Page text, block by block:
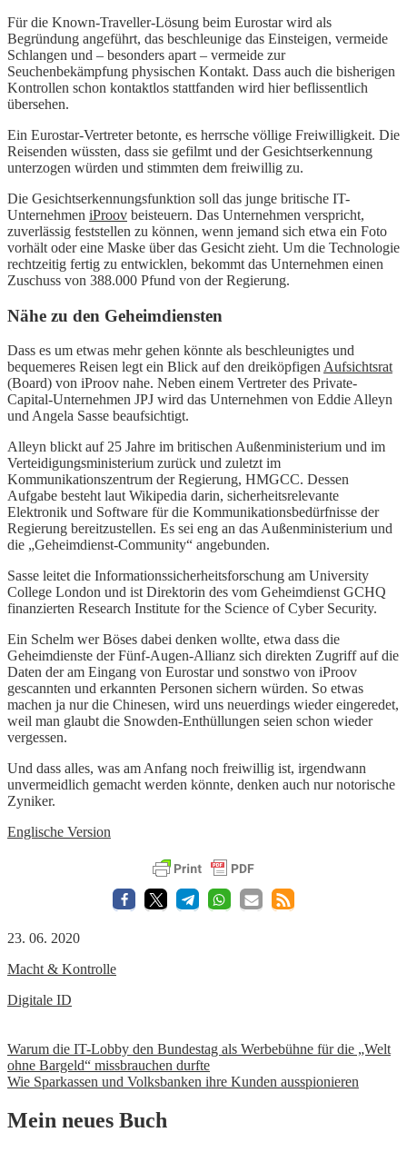
Für die Known-Traveller-Lösung beim Eurostar wird als
Begründung angeführt, das beschleunige das Einsteigen, vermeide
Schlangen und – besonders apart – vermeide zur
Seuchenbekämpfung physischen Kontakt. Dass auch die bisherigen
Kontrollen schon kontaktlos stattfanden wird hier beflissentlich
übersehen.
Ein Eurostar-Vertreter betonte, es herrsche völlige Freiwilligkeit. Die
Reisenden wüssten, dass sie gefilmt und der Gesichtserkennung
unterzogen würden und stimmten dem freiwillig zu.
Die Gesichtserkennungsfunktion soll das junge britische IT-
Unternehmen iProov beisteuern. Das Unternehmen verspricht,
zuverlässig feststellen zu können, wenn jemand sich etwa ein Foto
vorhält oder eine Maske über das Gesicht zieht. Um die Technologie
rechtzeitig fertig zu entwicklen, bekommt das Unternehmen einen
Zuschuss von 388.000 Pfund von der Regierung.
Nähe zu den Geheimdiensten
Dass es um etwas mehr gehen könnte als beschleunigtes und
bequemeres Reisen legt ein Blick auf den dreiköpfigen Aufsichtsrat
(Board) von iProov nahe. Neben einem Vertreter des Private-
Capital-Unternehmen JPJ wird das Unternehmen von Eddie Alleyn
und Angela Sasse beaufsichtigt.
Alleyn blickt auf 25 Jahre im britischen Außenministerium und im
Verteidigungsministerium zurück und zuletzt im
Kommunikationszentrum der Regierung, HMGCC. Dessen
Aufgabe besteht laut Wikipedia darin, sicherheitsrelevante
Elektronik und Software für die Kommunikationsbedürfnisse der
Regierung bereitzustellen. Es sei eng an das Außenministerium und
die „Geheimdienst-Community“ angebunden.
Sasse leitet die Informationssicherheitsforschung am University
College London und ist Direktorin des vom Geheimdienst GCHQ
finanzierten Research Institute for the Science of Cyber Security.
Ein Schelm wer Böses dabei denken wollte, etwa dass die
Geheimdienste der Fünf-Augen-Allianz sich direkten Zugriff auf die
Daten der am Eingang von Eurostar und sonstwo von iProov
gescannten und erkannten Personen sichern würden. So etwas
machen ja nur die Chinesen, wird uns neuerdings wieder eingeredet,
weil man glaubt die Snowden-Enthüllungen seien schon wieder
vergessen.
Und dass alles, was am Anfang noch freiwillig ist, irgendwann
unvermeidlich gemacht werden könnte, denken auch nur notorische
Zyniker.
Englische Version
23. 06. 2020
Macht & Kontrolle
Digitale ID
Beitrags-
Navigation
Warum die IT-Lobby den Bundestag als Werbebühne für die „Welt
ohne Bargeld“ missbrauchen durfte
Wie Sparkassen und Volksbanken ihre Kunden ausspionieren
Mein neues Buch